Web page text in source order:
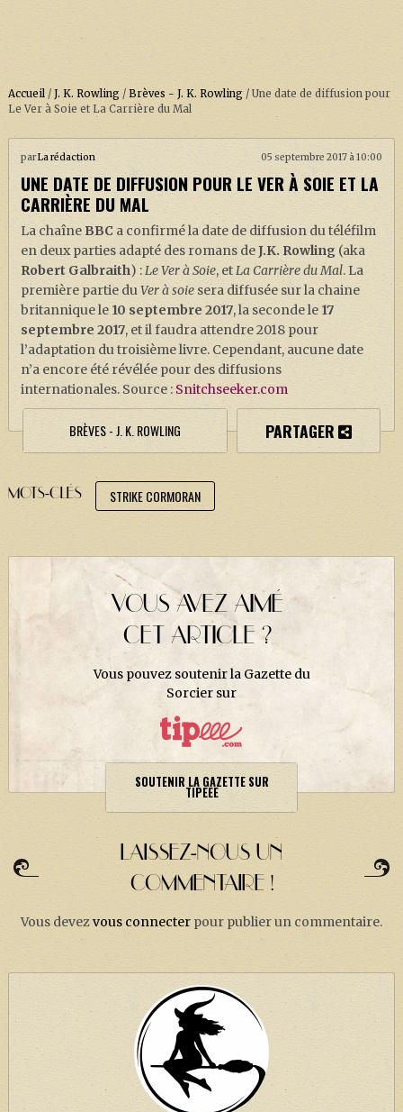
ACCUEIL
À PROPOS
SOUTENEZ-NOUS !
LA SÉRIE HARRY POTTER (REBOOT)
HARRY POTTER : LIVRES
BIOPICS DE HARRY POTTER
LES ANIMAUX FANTASTIQUES
J. K. ROWLING
ARTISANAT MOLDU
LES GRANDS ARTICLES DE LA GAZETTE
Accueil/ J. K. Rowling / Brèves - J. K. Rowling / Une date de diffusion pour
Le Ver à Soie et La Carrière du Mal
parLa rédaction 05 septembre 2017 à 10:00
UNE DATE DE DIFFUSION POUR LE VER À SOIE ET LA
CARRIÈRE DU MAL
La chaîne BBC a confirmé la date de diffusion du téléfilm
en deux parties adapté des romans deJ.K. Rowling(aka
Robert Galbraith) :Le Ver à Soie, etLa Carrière du Mal. La
première partie duVer à soiesera diffusée sur la chaine
britannique le 10 septembre 2017, la seconde le 17
septembre 2017, et il faudra attendre 2018 pour
l’adaptation du troisième livre. Cependant, aucune date
n’a encore été révélée pour des diffusions
internationales. Source : Snitchseeker.com
BRÈVES - J. K. ROWLING PARTAGER
MOTS-CLÉS STRIKE CORMORAN
VOUS AVEZ AIMÉ
CET ARTICLE ?
Vous pouvez soutenir la Gazette du
Sorcier sur
SOUTENIR LA GAZETTE SUR
TIPEEE
LAISSEZ-NOUS UN
COMMENTAIRE !
Vous devezvous connecter pour publier un commentaire.